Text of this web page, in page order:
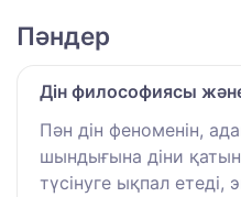
Пәндер
Дін философиясы
Пән дін феноменін,
шындығына діни
түсінуге ықпал етеді,